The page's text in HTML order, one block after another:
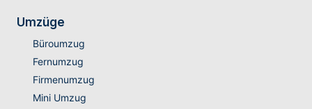
Umzüge
Büroumzug
Fernumzug
Firmenumzug
Mini Umzug